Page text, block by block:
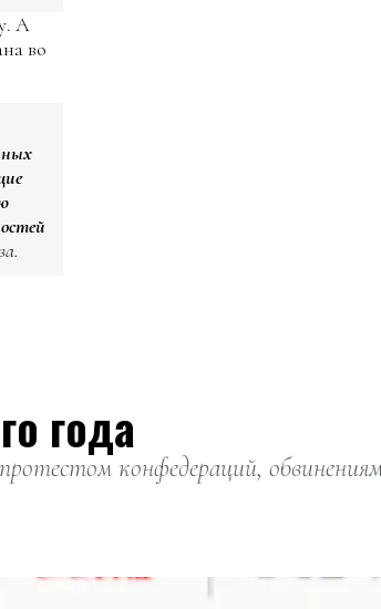
А
во
года
конфедераций,